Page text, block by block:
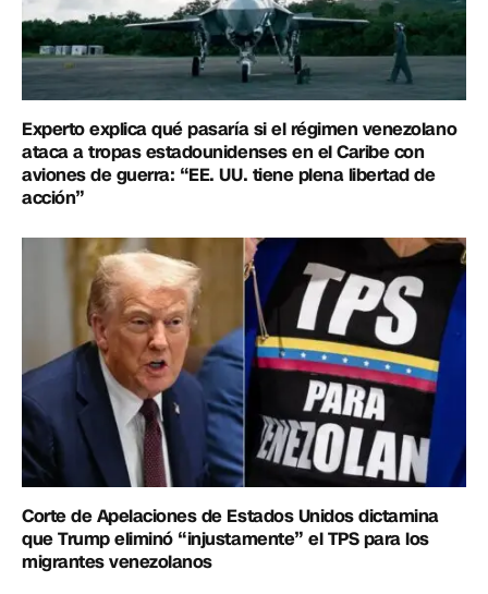
Experto explica qué pasaría si el régimen venezolano
ataca a tropas estadounidenses en el Caribe con
aviones de guerra: “EE. UU. tiene plena libertad de
acción”
Corte de Apelaciones de Estados Unidos dictamina
que Trump eliminó “injustamente” el TPS para los
migrantes venezolanos